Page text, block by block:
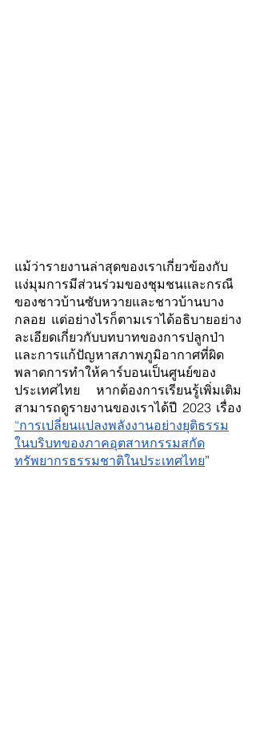
แม้ว่ารายงานล่าสุดของเราเกี่ยวข้องกับ
แง่มุมการมีส่วนร่วมของชุมชนและกรณี
ของชาวบ้านซับหวายและชาวบ้านบาง
กลอย แต่อย่างไรก็ตามเราได้อธิบายอย่าง
ละเอียดเกี่ยวกับบทบาทของการปลูกป่า
และการแก้ปัญหาสภาพภูมิอากาศที่ผิด
พลาดการทำให้คาร์บอนเป็นศูนย์ของ
ประเทศไทย หากต้องการเรียนรู้เพิ่มเติม
“การเปลี่ยนแปลงพลังงานอย่างยุติธรรม
ในบริบทของภาคอุตสาหกรรมสกัด
ทรัพยากรธรรมชาติในประเทศไทย”